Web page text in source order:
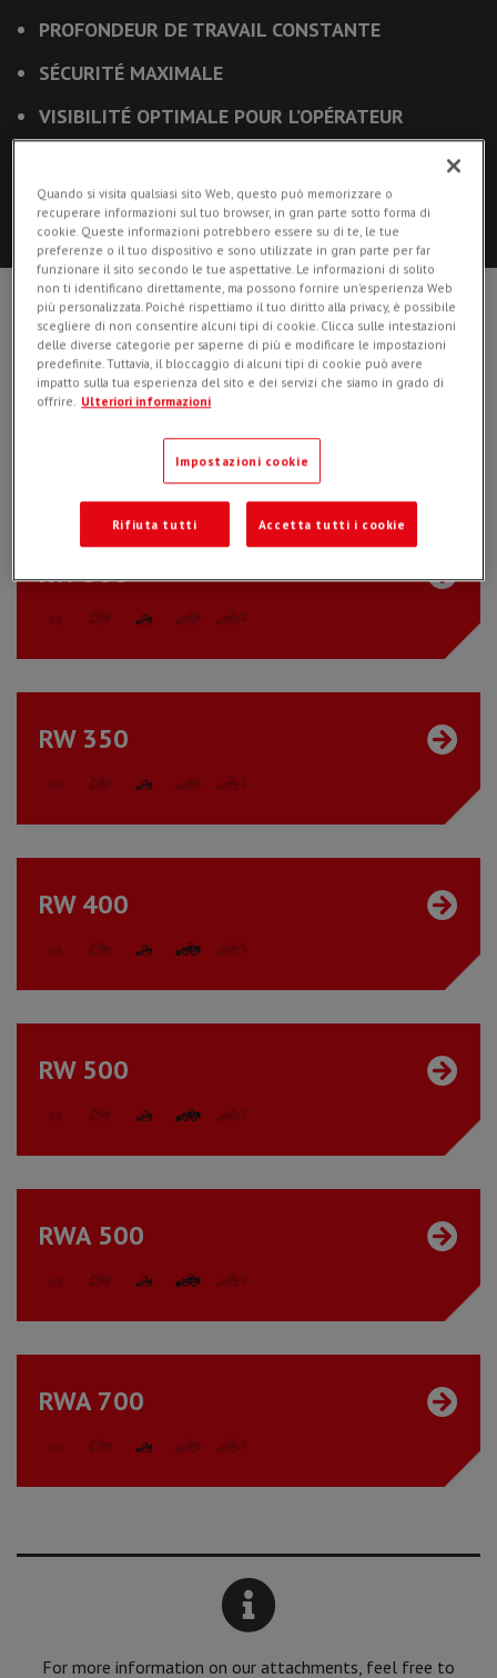
PROFONDEUR DE TRAVAIL CONSTANTE
SÉCURITÉ MAXIMALE
VISIBILITÉ OPTIMALE POUR L’OPÉRATEUR
STABILITÉ ET ABSENCE DE VIBRATIONS
MODELS
RW 200
RW 300
RW 350
RW 400
RW 500
RWA 500
RWA 700
For more information on our attachments, feel free to
Quando si visita qualsiasi sito Web, questo può memorizzare o
recuperare informazioni sul tuo browser, in gran parte sotto forma di
cookie. Queste informazioni potrebbero essere su di te, le tue
preferenze o il tuo dispositivo e sono utilizzate in gran parte per far
funzionare il sito secondo le tue aspettative. Le informazioni di solito
non ti identificano direttamente, ma possono fornire un'esperienza Web
più personalizzata. Poiché rispettiamo il tuo diritto alla privacy, è possibile
scegliere di non consentire alcuni tipi di cookie. Clicca sulle intestazioni
delle diverse categorie per saperne di più e modificare le impostazioni
predefinite. Tuttavia, il bloccaggio di alcuni tipi di cookie può avere
impatto sulla tua esperienza del sito e dei servizi che siamo in grado di
offrire. Ulteriori informazioni
Impostazioni cookie
Rifiuta tutti Accetta tutti i cookie